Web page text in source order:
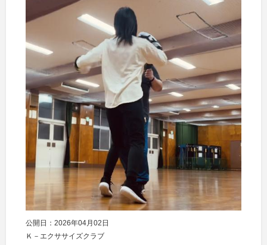
公開日：2026年04月02日
Ｋ－エクササイズクラブ